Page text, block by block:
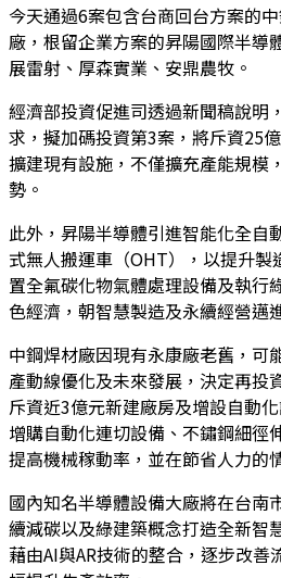
今天通過6案包含台商回台方案的
廠，根留企業方案的昇陽國際半導
展雷射、厚森實業、安鼎農牧。
經濟部投資促進司透過新聞稿說明
求，擬加碼投資第3案，將斥資25
擴建現有設施，不僅擴充產能規模
勢。
此外，昇陽半導體引進智能化全自
式無人搬運車（OHT），以提升
置全氟碳化物氣體處理設備及執行
色經濟，朝智慧製造及永續經營邁
中鋼焊材廠因現有永康廠老舊，可
產動線優化及未來發展，決定再投
斥資近3億元新建廠房及增設自動
增購自動化連切設備、不鏽鋼細徑
提高機械稼動率，並在節省人力的
國內知名半導體設備大廠將在台南
續減碳以及綠建築概念打造全新智
藉由AI與AR技術的整合，逐步改善